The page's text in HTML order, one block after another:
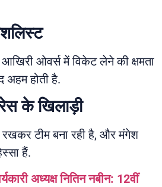
ओवर्स में विकेट लेने की क्षमता
अहम होती है.
के खिलाड़ी
रखकर टीम बना रही है, और मंगेश
हैं.
अध्यक्ष नितिन नबीन: 12वीं